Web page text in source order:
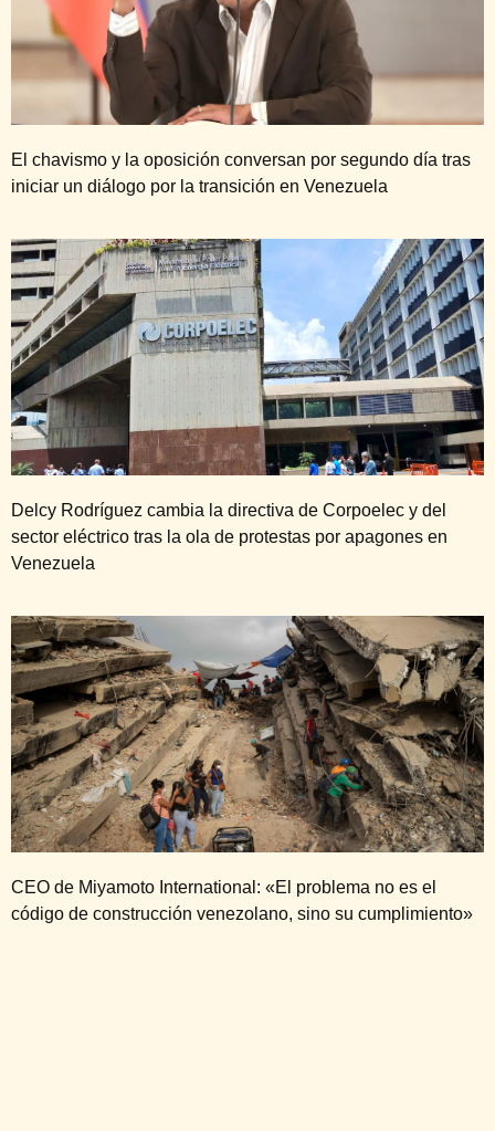
El chavismo y la oposición conversan por segundo día tras
iniciar un diálogo por la transición en Venezuela
Delcy Rodríguez cambia la directiva de Corpoelec y del
sector eléctrico tras la ola de protestas por apagones en
Venezuela
CEO de Miyamoto International: «El problema no es el
código de construcción venezolano, sino su cumplimiento»